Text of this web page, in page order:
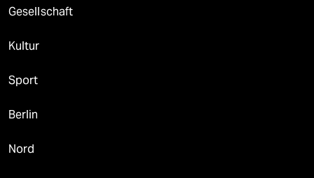
Gesellschaft
Kultur
Sport
Berlin
Nord